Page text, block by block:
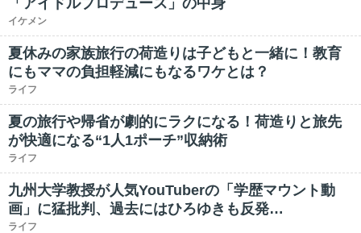
「アイドルプロデュース」の中身
イケメン
夏休みの家族旅行の荷造りは子どもと一緒に！教育
にもママの負担軽減にもなるワケとは？
ライフ
夏の旅行や帰省が劇的にラクになる！荷造りと旅先
が快適になる“1人1ポーチ”収納術
ライフ
九州大学教授が人気YouTuberの「学歴マウント動
画」に猛批判、過去にはひろゆきも反発…
ライフ